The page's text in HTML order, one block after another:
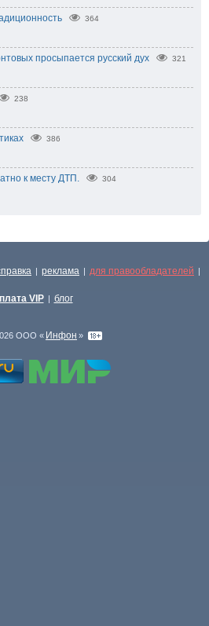
364
просыпается русский дух 321
238
386
к месту ДТП. 304
| реклама | для правообладателей |
VIP | блог
ООО « Инфон »